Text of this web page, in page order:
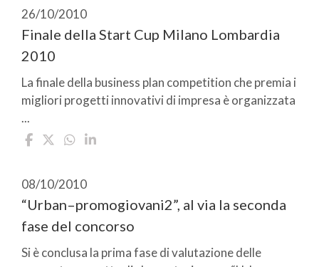
26/10/2010
Finale della Start Cup Milano Lombardia
2010
La finale della business plan competition che premia i
migliori progetti innovativi di impresa è organizzata
...
08/10/2010
“Urban–promogiovani2”, al via la seconda
fase del concorso
Si è conclusa la prima fase di valutazione delle